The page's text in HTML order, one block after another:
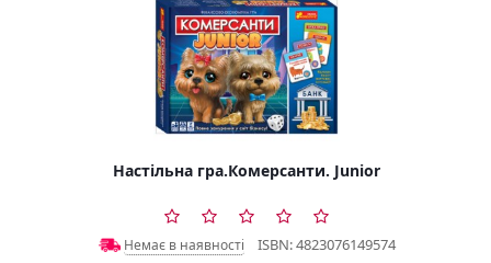
Настільна гра.Комерсанти. Junior
Немає в наявності ISBN: 4823076149574